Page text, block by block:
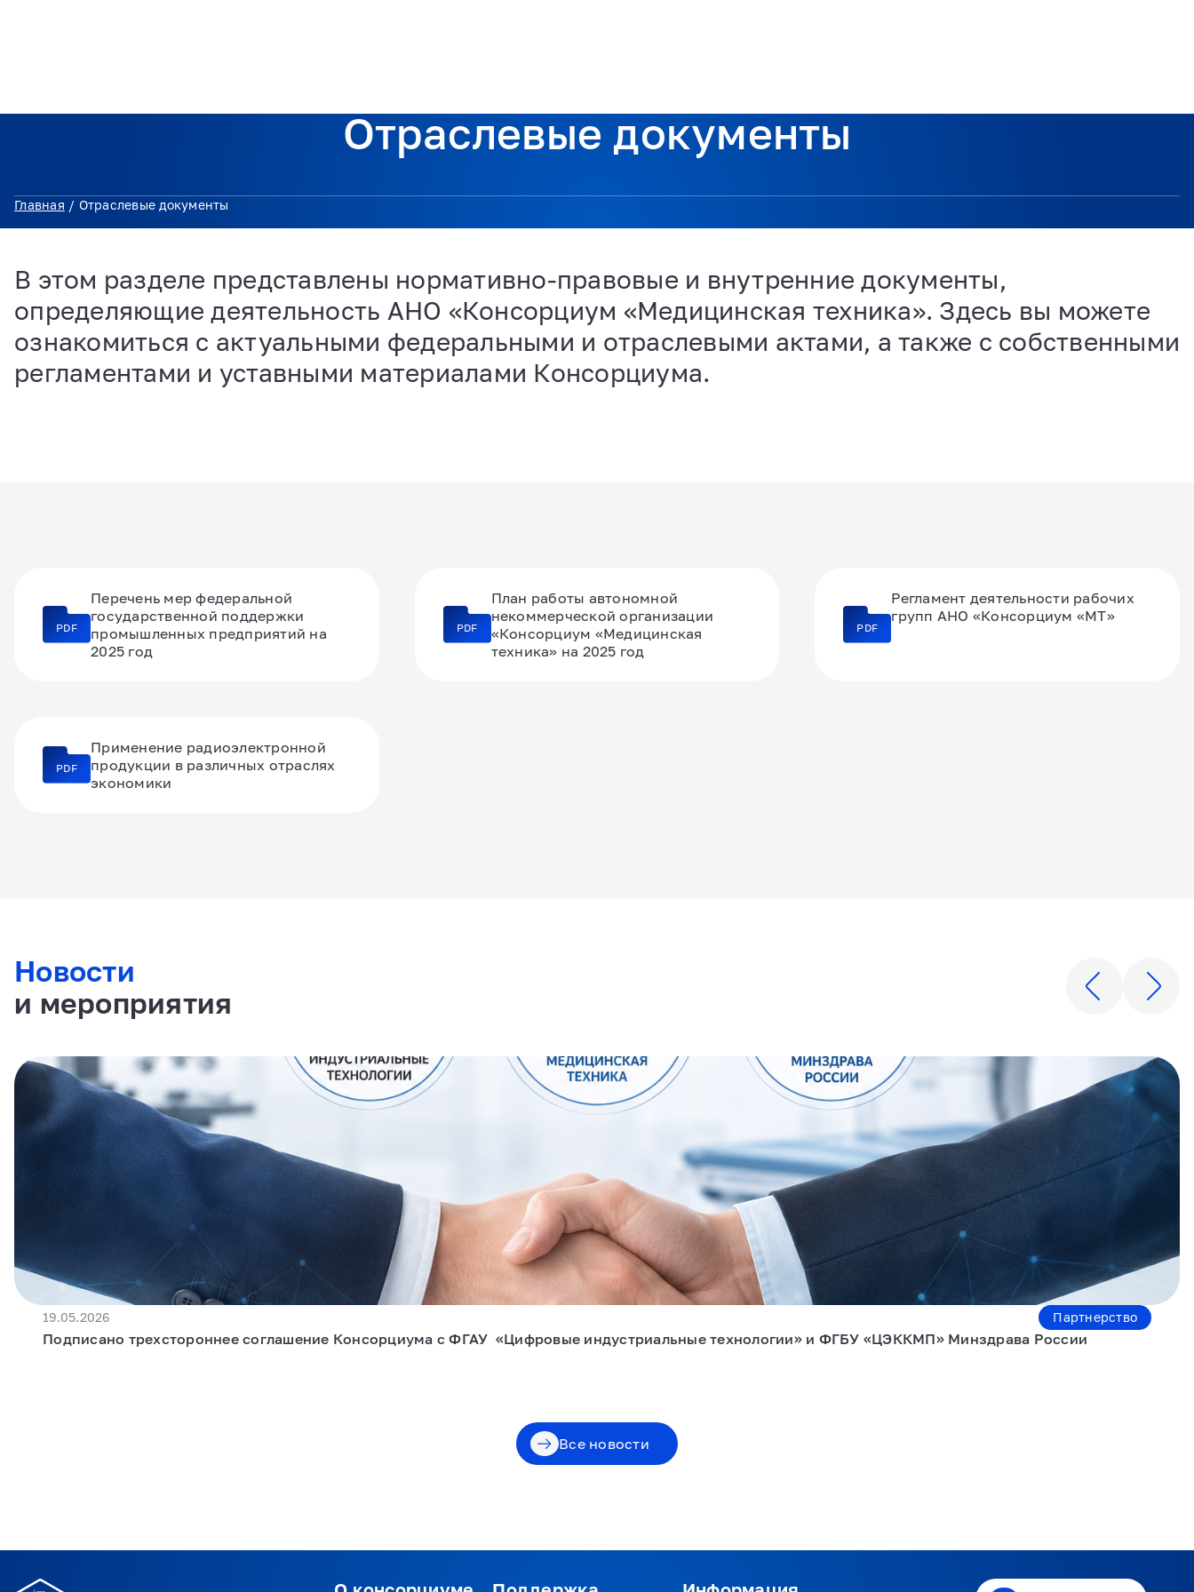
Отраслевые документы
Главная / Отраслевые документы
В этом разделе представлены нормативно-правовые и внутренние документы,
определяющие деятельность АНО «Консорциум «Медицинская техника». Здесь вы можете
ознакомиться с актуальными федеральными и отраслевыми актами, а также с собственными
регламентами и уставными материалами Консорциума.
PDF
Перечень мер федеральной
государственной поддержки
промышленных предприятий на
2025 год
PDF
План работы автономной
некоммерческой организации
«Консорциум «Медицинская
техника» на 2025 год
PDF
Регламент деятельности рабочих
групп АНО «Консорциум «МТ»
PDF
Применение радиоэлектронной
продукции в различных отраслях
экономики
Новости
и мероприятия
19.05.2026 Партнерство
Подписано трехстороннее соглашение Консорциума с ФГАУ «Цифровые индустриальные технологии» и ФГБУ «ЦЭККМП» Минздрава России
Все новости